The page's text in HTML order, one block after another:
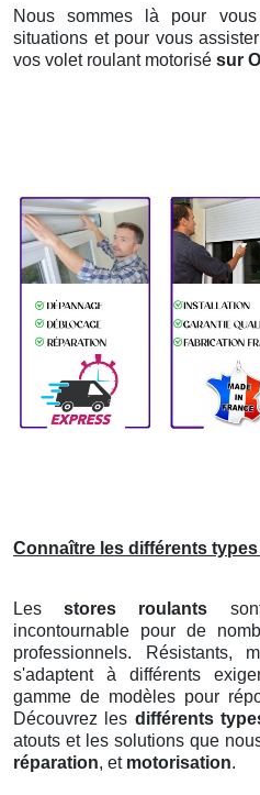
Nous sommes là pour
situations et pour vous
vos volet roulant motorisé sur
Connaître les différents
Lesstores roulants
incontournable pour de
professionnels. Résistants,
s'adaptent à différents
gamme de modèles pour
Découvrez les différents
atouts et les solutions que
réparation, et motorisation.